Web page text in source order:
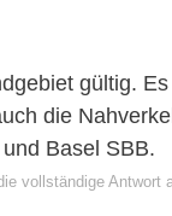
gültig.
die
Basel SBB.
vollständige Antwort